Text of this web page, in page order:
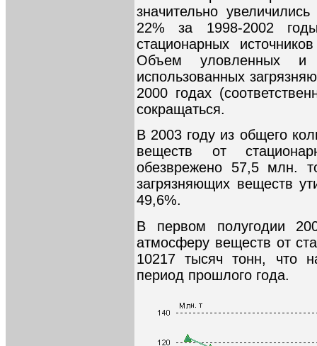
значительно
22% за 1998-2002
стационарных
Объем уловленных и
использованных
2000 годах
сокращаться.
В 2003 году из общего
веществ от
обезврежено 57,5 млн.
загрязняющих веществ
49,6%.
В первом полугодии
атмосферу веществ от
10217 тысяч тонн, что
период прошлого года.